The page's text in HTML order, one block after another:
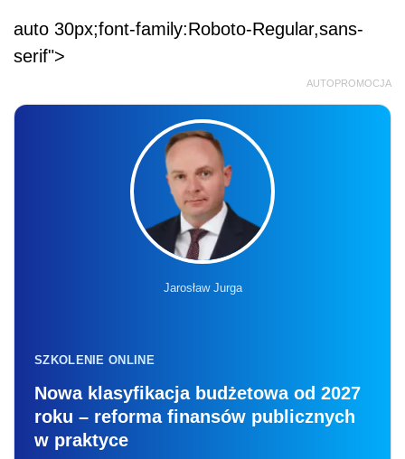
auto 30px;font-family:Roboto-Regular,sans-
serif">
AUTOPROMOCJA
Jarosław Jurga
SZKOLENIE ONLINE
Nowa klasyfikacja budżetowa od 2027
roku – reforma finansów publicznych
w praktyce